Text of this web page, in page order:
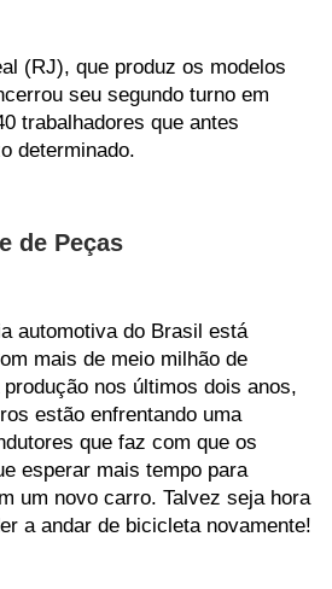
(RJ), que produz os modelos
seu segundo turno em
trabalhadores que antes
determinado.
de Peças
automotiva do Brasil está
mais de meio milhão de
nos últimos dois anos,
estão enfrentando uma
que faz com que os
esperar mais tempo para
um novo carro. Talvez seja hora
a andar de bicicleta novamente!